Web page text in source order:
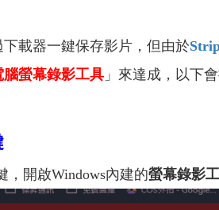
載器一鍵保存影片，但由於
腦螢幕錄影工具 」來達成，以下
，開啟Windows內建的螢幕錄影